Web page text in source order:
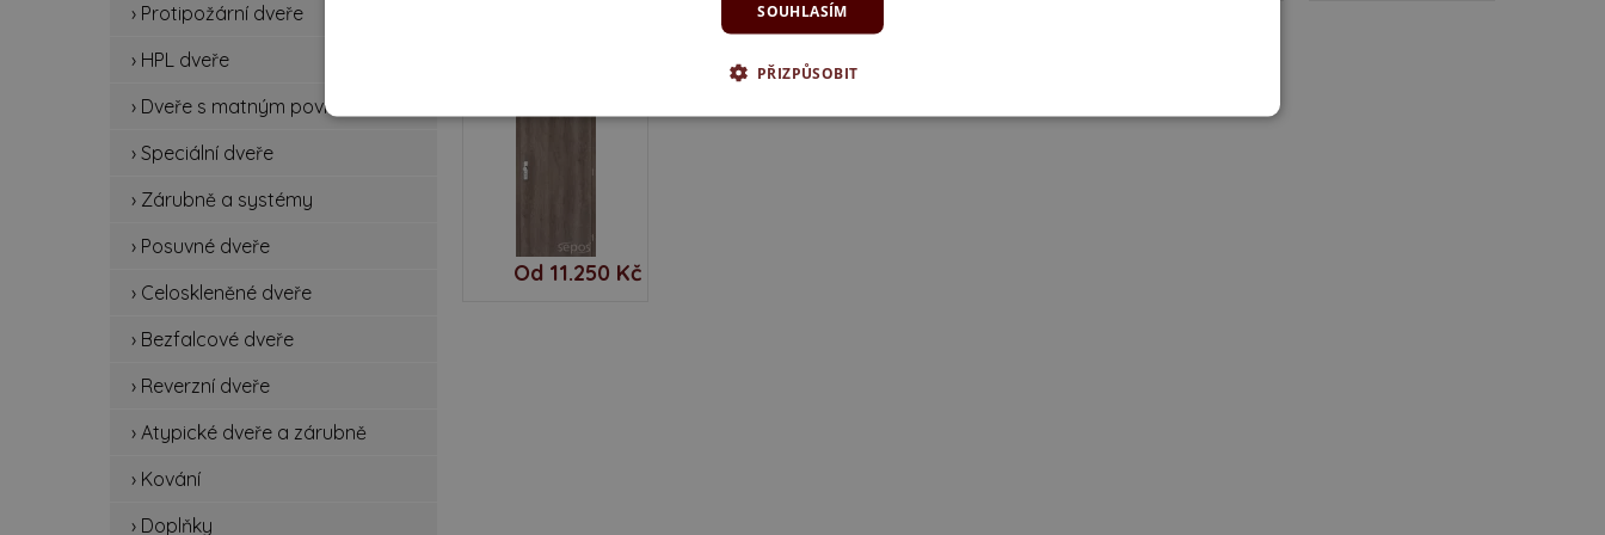
Od 11.250 Kč
› Protipožární dveře
› HPL dveře
› Dveře s matným povrchem
› Speciální dveře
› Zárubně a systémy
› Posuvné dveře
› Celoskleněné dveře
› Bezfalcové dveře
› Reverzní dveře
› Atypické dveře a zárubně
› Kování
› Doplňky
SOUHLASÍM
PŘIZPŮSOBIT